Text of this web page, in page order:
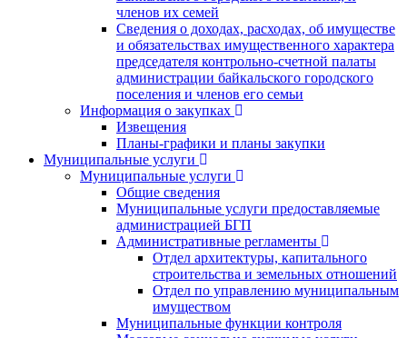
членов их семей
Сведения о доходах, расходах, об имуществе
и обязательствах имущественного характера
председателя контрольно-счетной палаты
администрации байкальского городского
поселения и членов его семьи
Информация о закупках
Извещения
Планы-графики и планы закупки
Муниципальные услуги
Муниципальные услуги
Общие сведения
Муниципальные услуги предоставляемые
администрацией БГП
Административные регламенты
Отдел архитектуры, капитального
строительства и земельных отношений
Отдел по управлению муниципальным
имуществом
Муниципальные функции контроля